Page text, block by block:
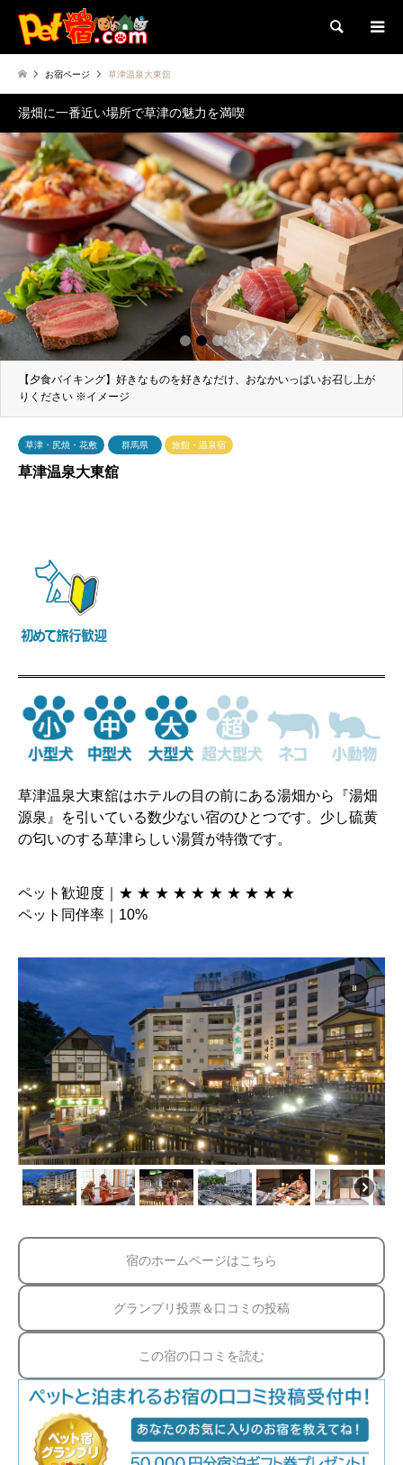
検索
お宿ページ 草津温泉大東舘
湯畑に一番近い場所で草津の魅力を満喫
他にはほとんど供給されていない「湯畑」から直接お湯を引いております
1 3
草津温泉大東舘
源泉』を引いている数少ない宿のひとつです。少し硫黄
の匂いのする草津らしい湯質が特徴です。
ペット同伴率｜10%
宿のホームページはこちら
グランプリ投票＆口コミの投稿
この宿の口コミを読む